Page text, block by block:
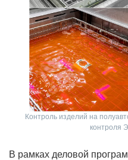
Контроль изделий на
контроля
В рамках деловой